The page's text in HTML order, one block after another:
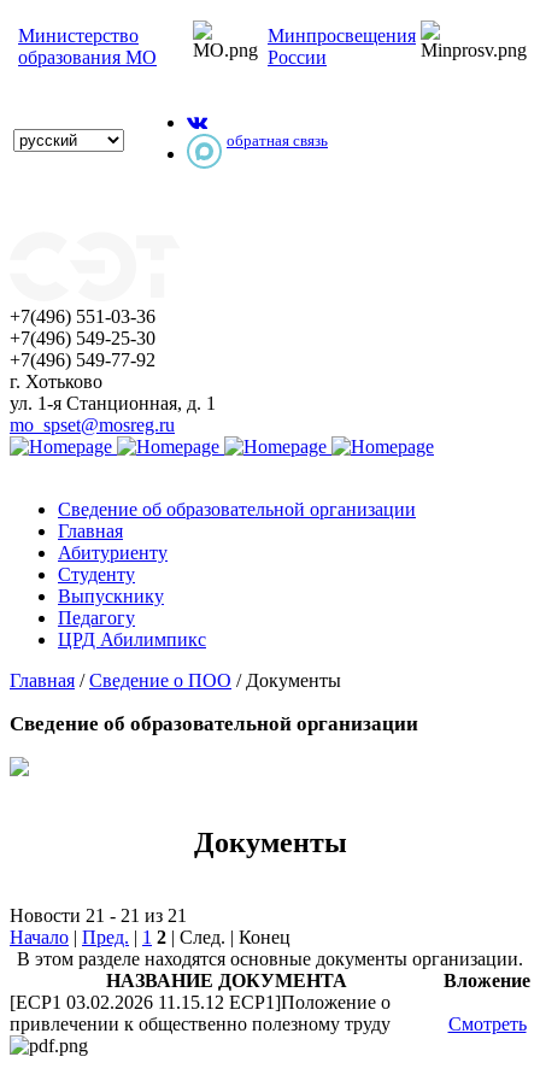
Министерство
образования МО
Минпросвещения
России
обратная связь
+7(496) 551-03-36
+7(496) 549-25-30
+7(496) 549-77-92
г. Хотьково
ул. 1-я Станционная, д. 1
mo_spset@mosreg.ru
Сведение об образовательной организации
Главная
Абитуриенту
Студенту
Выпускнику
Педагогу
ЦРД Абилимпикс
Главная /Сведение о ПОО / Документы
Сведение об образовательной организации
Документы
Новости 21 - 21 из 21
Начало | Пред. | 1 2 | След. | Конец
В этом разделе находятся основные документы организации.
НАЗВАНИЕ ДОКУМЕНТА
Вложение
[ECP1 03.02.2026 11.15.12 ECP1]Положение о
привлечении к общественно полезному труду
Смотреть